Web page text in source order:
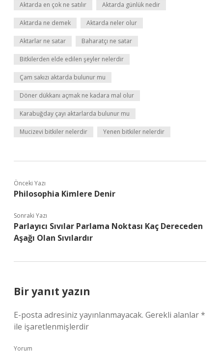
Aktarda en çok ne satılır Aktarda günlük nedir
Aktarda ne demek Aktarda neler olur
Aktarlar ne satar Baharatçı ne satar
Bitkilerden elde edilen şeyler nelerdir
Çam sakızı aktarda bulunur mu
Döner dükkanı açmak ne kadara mal olur
Karabuğday çayı aktarlarda bulunur mu
Mucizevi bitkiler nelerdir Yenen bitkiler nelerdir
Önceki Yazı
Philosophia Kimlere Denir
Sonraki Yazı
Parlayıcı Sıvılar Parlama Noktası Kaç Dereceden
Aşağı Olan Sıvılardır
Bir yanıt yazın
E-posta adresiniz yayınlanmayacak. Gerekli alanlar*
ile işaretlenmişlerdir
Yorum